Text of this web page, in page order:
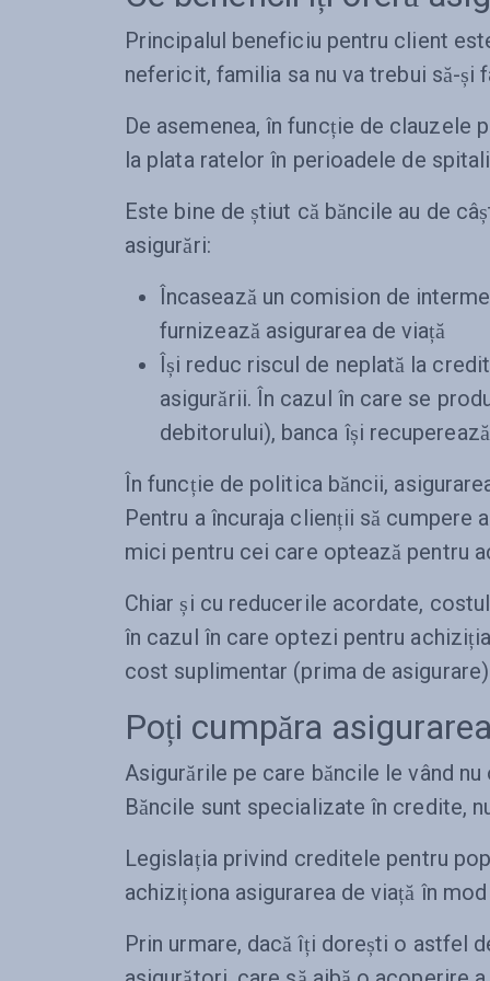
Principalul beneficiu pentru client
nefericit, familia sa nu va trebui să-și
De asemenea, în funcție de
la plata ratelor în perioadele de
Este bine de știut că băncile au de
asigurări:
Încasează un comision de
furnizează asigurarea de viață
Își reduc riscul de neplată la
asigurării. În cazul în care se
debitorului), banca își
În funcție de politica băncii,
Pentru a încuraja clienții să cumpere
mici pentru cei care optează pentru
Chiar și cu reducerile acordate,
în cazul în care optezi pentru
cost suplimentar (prima de
Poți cumpăra
Asigurările pe care băncile le vând
Băncile sunt specializate în credite,
Legislația privind creditele pentru
achiziționa asigurarea de viață în
Prin urmare, dacă îți dorești o astfel